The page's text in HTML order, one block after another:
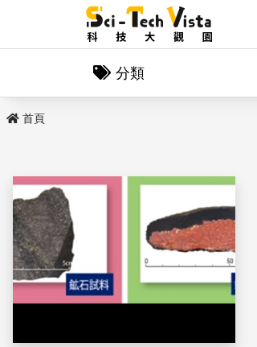
分類
首頁